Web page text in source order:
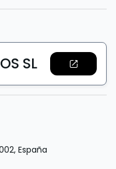
SL
, España